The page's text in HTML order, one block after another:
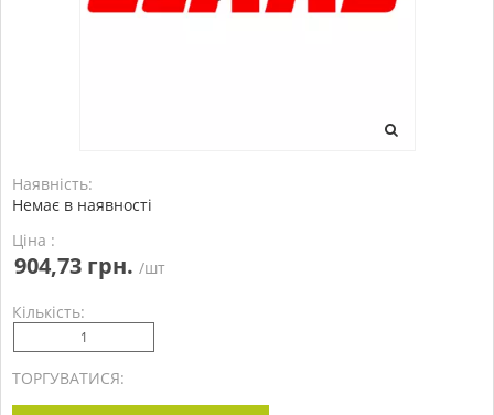
Наявність:
Немає в наявності
Ціна :
904,73 грн. /шт
Кількість:
ТОРГУВАТИСЯ: